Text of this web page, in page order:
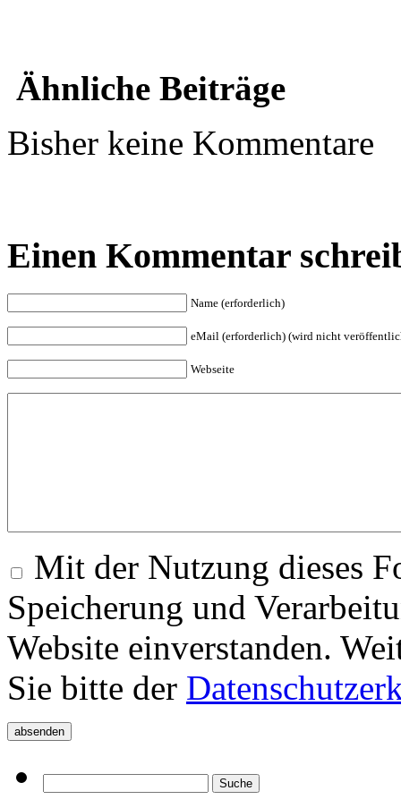
Ähnliche Beiträge
Bisher keine Kommentare
Einen Kommentar
Name (erforderlich)
eMail (erforderlich) (wird nicht
Webseite
Mit der Nutzung dieses
Speicherung und
Website einverstanden.
Sie bitte der